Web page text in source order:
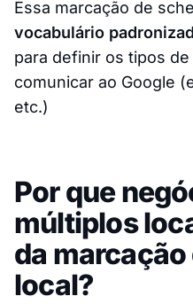
Essa marcação de
vocabulário
para definir os tipos
comunicar ao Google
etc.)
Por que
múltiplos
da
local?